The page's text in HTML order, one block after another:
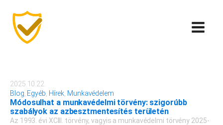
2025.10.22.
Blog Egyéb Hírek Munkavédelem
Módosulhat a munkavédelmi törvény: szigorúbb
szabályok az azbesztmentesítés területén
Az 1993. évi XCIII. törvény, vagyis a munkavédelmi törvény 2025-